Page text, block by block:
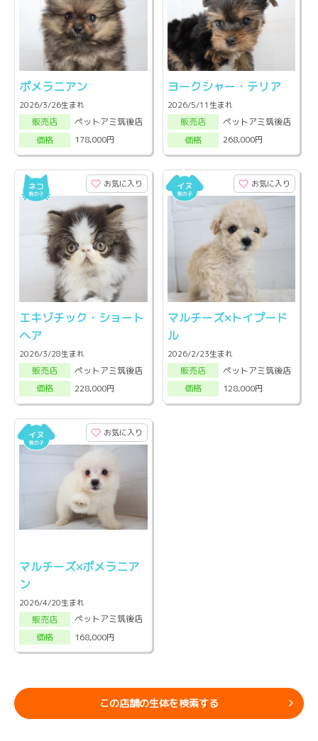
ポメラニアン
2026/3/26生まれ
販売店
ペットアミ筑後店
価格
178,000円
ヨークシャー・テリア
2026/5/11生まれ
販売店
ペットアミ筑後店
価格
268,000円
お気に入り
エキゾチック・ショート
ヘア
2026/3/28生まれ
販売店
ペットアミ筑後店
価格
228,000円
お気に入り
マルチーズ×トイプード
ル
2026/2/23生まれ
販売店
ペットアミ筑後店
価格
128,000円
お気に入り
マルチーズ×ポメラニア
ン
2026/4/20生まれ
販売店
ペットアミ筑後店
価格
168,000円
この店舗の生体を検索する